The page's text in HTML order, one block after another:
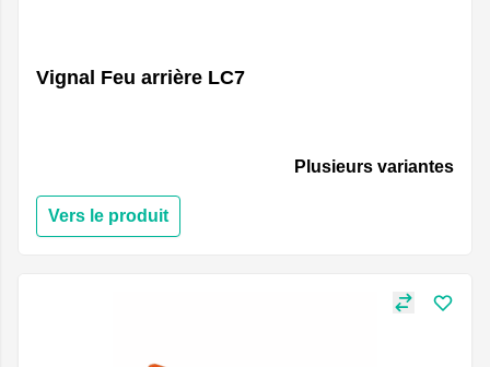
Vignal Feu arrière LC7
Plusieurs variantes
Vers le produit